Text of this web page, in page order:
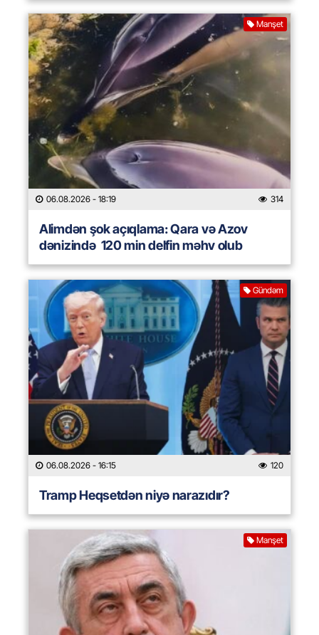
Manşet
06.08.2026 - 18:19 314
Alimdən şok açıqlama: Qara və Azov
dənizində 120 min delfin məhv olub
Gündəm
06.08.2026 - 16:15 120
Tramp Heqsetdən niyə narazıdır?
Manşet